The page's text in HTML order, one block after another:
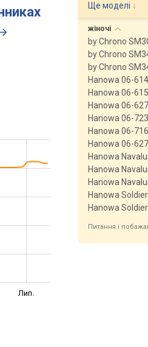
Лип.
Ще моделі ↓
жіночі
by Chrono
by Chrono
by Chrono
Hanowa 06-
Hanowa 06-
Hanowa 06-
Hanowa 06-
Hanowa 06-
Hanowa 06-
Hanowa
Hanowa
Hanowa
Hanowa
Hanowa
Питання і